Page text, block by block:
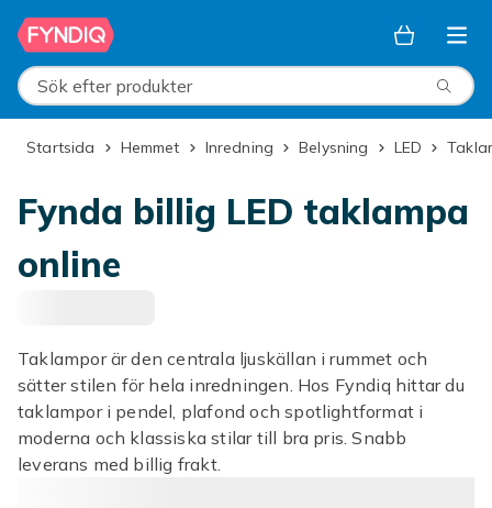
Hoppa till huvudinnehållet
Sök efter produkter
Startsida Hemmet Inredning Belysning LED
Fynda billig LED taklampa
online
Taklampor är den centrala ljuskällan i rummet och
sätter stilen för hela inredningen. Hos Fyndiq hittar du
taklampor i pendel, plafond och spotlightformat i
moderna och klassiska stilar till bra pris. Snabb
leverans med billig frakt.